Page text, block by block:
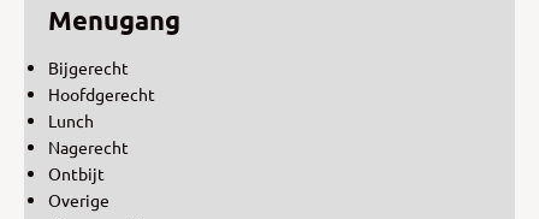
Menugang
Bijgerecht
Hoofdgerecht
Lunch
Nagerecht
Ontbijt
Overige